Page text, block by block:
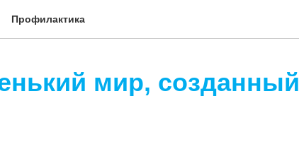
Профилактика
мир, созданный